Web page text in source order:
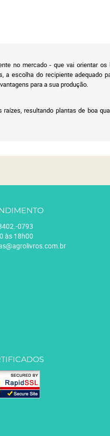
no mercado - que vai orientar
escolha do recipiente adequado
para a sua produção.
resultando plantas de boa
0793
às 18h00